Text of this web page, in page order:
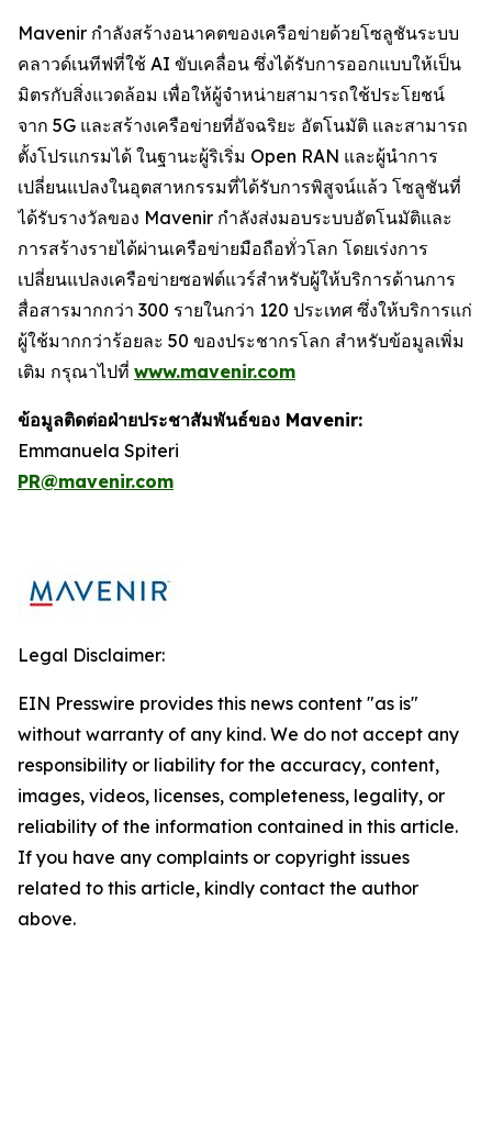
Mavenir กำลังสร้างอนาคตของเครือข่ายด้วยโซลูชันระบบ
คลาวด์เนทีฟที่ใช้ AI ขับเคลื่อน ซึ่งได้รับการออกแบบให้เป็น
มิตรกับสิ่งแวดล้อม เพื่อให้ผู้จำหน่ายสามารถใช้ประโยชน์
จาก 5G และสร้างเครือข่ายที่อัจฉริยะ อัตโนมัติ และสามารถ
ตั้งโปรแกรมได้ ในฐานะผู้ริเริ่ม Open RAN และผู้นำการ
เปลี่ยนแปลงในอุตสาหกรรมที่ได้รับการพิสูจน์แล้ว โซลูชันที่
ได้รับรางวัลของ Mavenir กำลังส่งมอบระบบอัตโนมัติและ
การสร้างรายได้ผ่านเครือข่ายมือถือทั่วโลก โดยเร่งการ
เปลี่ยนแปลงเครือข่ายซอฟต์แวร์สำหรับผู้ให้บริการด้านการ
สื่อสารมากกว่า 300 รายในกว่า 120 ประเทศ ซึ่งให้บริการแก่
ผู้ใช้มากกว่าร้อยละ 50 ของประชากรโลก สำหรับข้อมูลเพิ่ม
เติม กรุณาไปที่ www.mavenir.com
ข้อมูลติดต่อฝ่ายประชาสัมพันธ์ของ Mavenir:
Emmanuela Spiteri
PR@mavenir.com
Legal Disclaimer:
EIN Presswire provides this news content "as is"
without warranty of any kind. We do not accept any
responsibility or liability for the accuracy, content,
images, videos, licenses, completeness, legality, or
reliability of the information contained in this article.
If you have any complaints or copyright issues
related to this article, kindly contact the author
above.